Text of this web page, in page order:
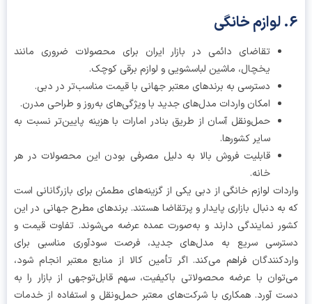
تقاضای دائمی در بازار ایران برای محصولات ضروری مانند
یخچال، ماشین لباسشویی و لوازم برقی کوچک.
دسترسی به برندهای معتبر جهانی با قیمت مناسب‌تر در دبی.
امکان واردات مدل‌های جدید با ویژگی‌های به‌روز و طراحی مدرن.
حمل‌ونقل آسان از طریق بنادر امارات با هزینه پایین‌تر نسبت به
سایر کشورها.
قابلیت فروش بالا به دلیل مصرفی بودن این محصولات در هر
لوازم خانگی از دبی یکی از گزینه‌های مطمئن برای بازرگانانی است
دنبال بازاری پایدار و پرتقاضا هستند. برندهای مطرح جهانی در این
نمایندگی دارند و به‌صورت عمده عرضه می‌شوند. تفاوت قیمت و
سریع به مدل‌های جدید، فرصت سودآوری مناسبی برای
فراهم می‌کند. اگر تأمین کالا از منابع معتبر انجام شود،
با عرضه محصولاتی باکیفیت، سهم قابل‌توجهی از بازار را به
آورد. همکاری با شرکت‌های معتبر حمل‌ونقل و استفاده از خدمات